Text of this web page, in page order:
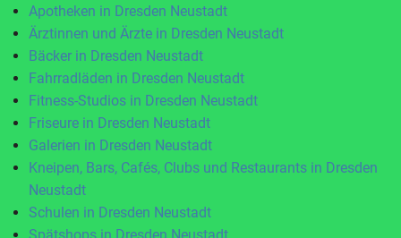
Apotheken in Dresden Neustadt
Ärztinnen und Ärzte in Dresden Neustadt
Bäcker in Dresden Neustadt
Fahrradläden in Dresden Neustadt
Fitness-Studios in Dresden Neustadt
Friseure in Dresden Neustadt
Galerien in Dresden Neustadt
Kneipen, Bars, Cafés, Clubs und Restaurants in Dresden
Neustadt
Schulen in Dresden Neustadt